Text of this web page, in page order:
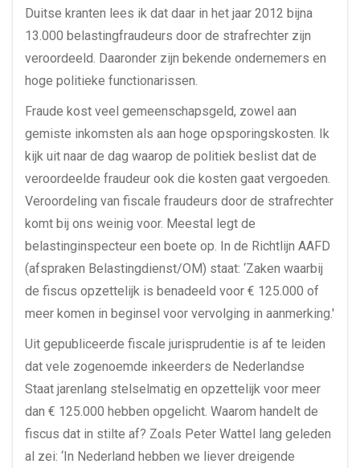
Duitse kranten lees ik dat daar in het jaar 2012 bijna
13.000 belastingfraudeurs door de strafrechter zijn
veroordeeld. Daaronder zijn bekende ondernemers en
hoge politieke functionarissen.
Fraude kost veel gemeenschapsgeld, zowel aan
gemiste inkomsten als aan hoge opsporingskosten. Ik
kijk uit naar de dag waarop de politiek beslist dat de
veroordeelde fraudeur ook die kosten gaat vergoeden.
Veroordeling van fiscale fraudeurs door de strafrechter
komt bij ons weinig voor. Meestal legt de
belastinginspecteur een boete op. In de Richtlijn AAFD
(afspraken Belastingdienst/OM) staat: ‘Zaken waarbij
de fiscus opzettelijk is benadeeld voor € 125.000 of
meer komen in beginsel voor vervolging in aanmerking.'
Uit gepubliceerde fiscale jurisprudentie is af te leiden
dat vele zogenoemde inkeerders de Nederlandse
Staat jarenlang stelselmatig en opzettelijk voor meer
dan € 125.000 hebben opgelicht. Waarom handelt de
fiscus dat in stilte af? Zoals Peter Wattel lang geleden
al zei: ‘In Nederland hebben we liever dreigende